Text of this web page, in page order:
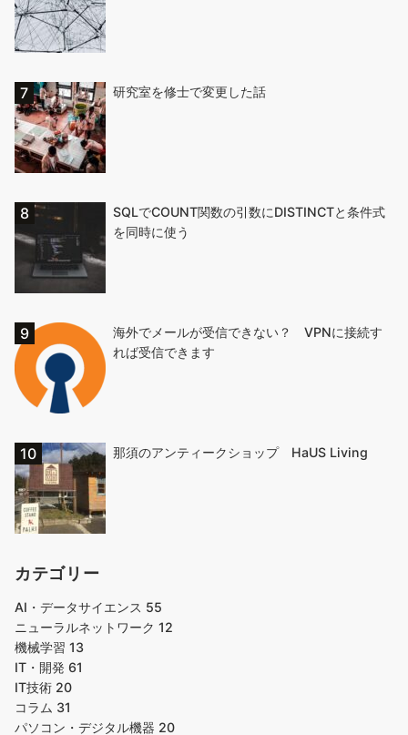
研究室を修士で変更した話
SQLでCOUNT関数の引数にDISTINCTと条件式
を同時に使う
海外でメールが受信できない？ VPNに接続す
れば受信できます
那須のアンティークショップ HaUS Living
カテゴリー
AI・データサイエンス 55
ニューラルネットワーク 12
機械学習 13
IT・開発 61
IT技術 20
コラム 31
パソコン・デジタル機器 20